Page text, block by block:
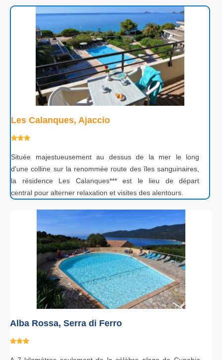
Les Calanques, Ajaccio
Située majestueusement au dessus de la mer le long
d'une colline sur la renommée route des îles sanguinaires,
la résidence Les Calanques*** est le lieu de départ
central pour alterner relaxation et visites des alentours.
Alba Rossa, Serra di Ferro